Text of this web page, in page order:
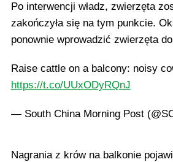
Po interwencji władz, zwierzęta
zakończyła się na tym punkcie.
ponownie wprowadzić zwierzęta
Raise cattle on a balcony: noisy
https://t.co/UUxODyRQnJ
— South China Morning Post
Nagrania z krów na balkonie